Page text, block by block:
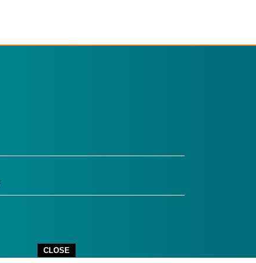
CLOSE